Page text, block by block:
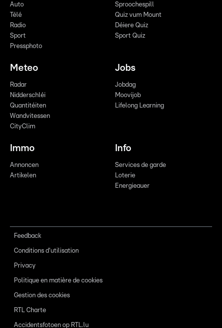
Auto
Télé
Radio
Sport
Pressphoto
Sproochespill
Quiz vum Mount
Déiere Quiz
Sport Quiz
Meteo
Radar
Nidderschléi
Quantitéiten
Wandvitessen
CityClim
Jobs
Jobdag
Moovijob
Lifelong Learning
Immo
Annoncen
Artikelen
Info
Services de garde
Loterie
Energieauer
Feedback
Conditions d'utilisation
Privacy
Politique en matière de cookies
Gestion des cookies
RTL Charte
Accidentsfotoen op RTL.lu